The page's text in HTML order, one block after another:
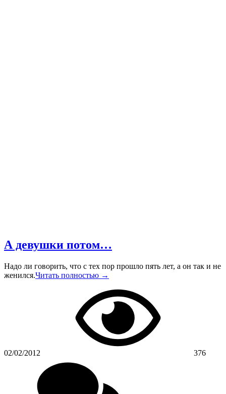
А девушки потом…
Надо ли говорить, что с тех пор прошло пять лет, а он так и не
женился.Читать полностью →
02/02/2012 376